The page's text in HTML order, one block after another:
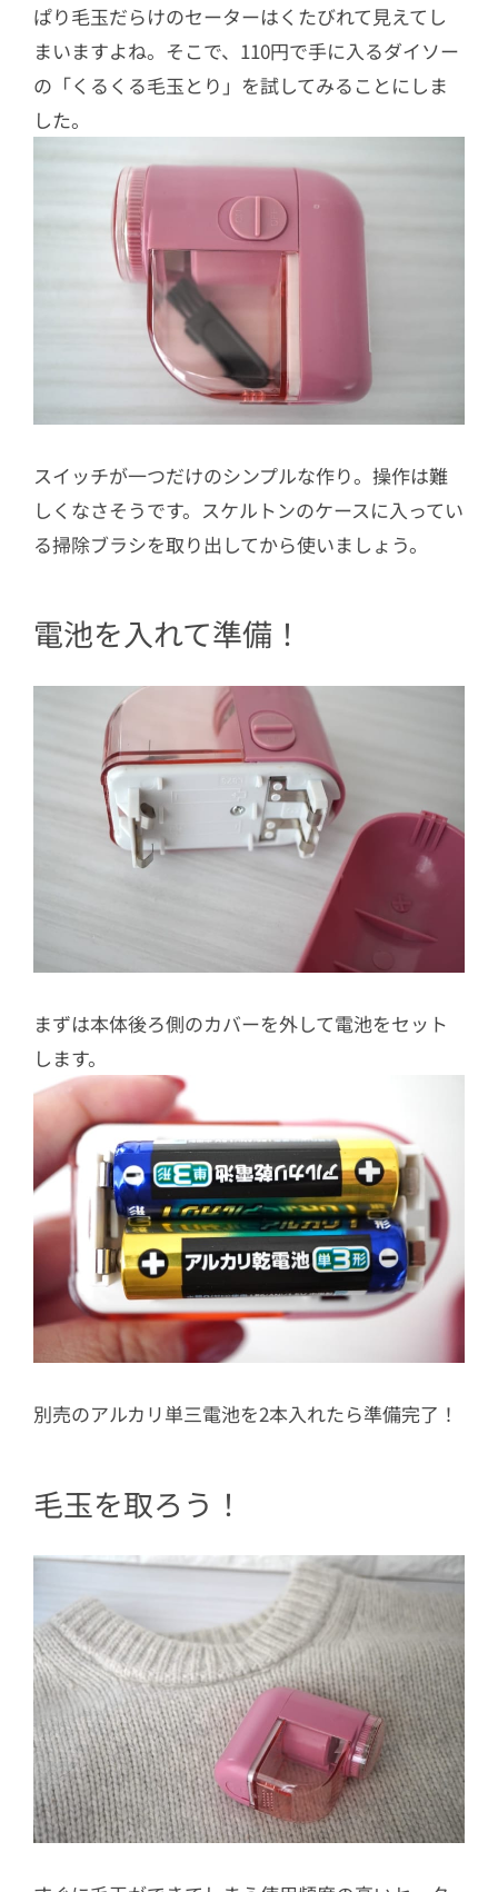
ぱり毛玉だらけのセーターはくたびれて見えてし
まいますよね。そこで、110円で手に入るダイソー
の「くるくる毛玉とり」を試してみることにしま
した。
スイッチが一つだけのシンプルな作り。操作は難
しくなさそうです。スケルトンのケースに入ってい
る掃除ブラシを取り出してから使いましょう。
電池を入れて準備！
まずは本体後ろ側のカバーを外して電池をセット
します。
別売のアルカリ単三電池を2本入れたら準備完了！
毛玉を取ろう！